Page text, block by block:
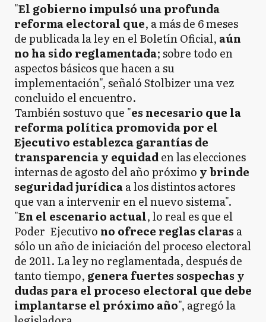
"El gobierno impulsó una profunda
reforma electoral que, a más de 6 meses
de publicada la ley en el Boletín Oficial, aún
no ha sido reglamentada; sobre todo en
aspectos básicos que hacen a su
implementación", señaló Stolbizer una vez
concluido el encuentro.
También sostuvo que "es necesario que la
reforma política promovida por el
Ejecutivo establezca garantías de
transparencia y equidaden las elecciones
internas de agosto del año próximo y brinde
seguridad jurídicaa los distintos actores
que van a intervenir en el nuevo sistema".
"En el escenario actual, lo real es que el
Poder Ejecutivo no ofrece reglas claras a
sólo un año de iniciación del proceso electoral
de 2011. La ley no reglamentada, después de
tanto tiempo, genera fuertes sospechas y
dudas para el proceso electoral que debe
implantarse el próximo año", agregó la